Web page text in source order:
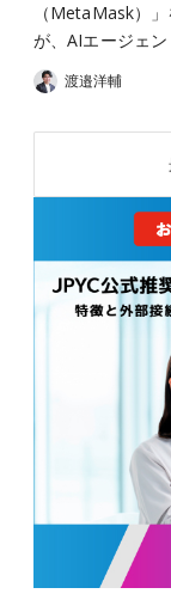
（MetaMask）
が、AIエージェ
渡邉洋輔